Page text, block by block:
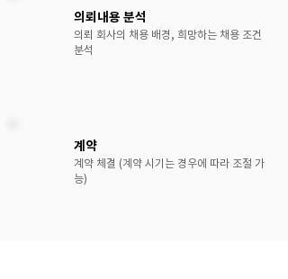
의뢰내용 분석
의뢰 회사의 채용 배경, 희망하는 채용 조건
분석
계약
계약 체결 (계약 시기는 경우에 따라 조절 가
능)